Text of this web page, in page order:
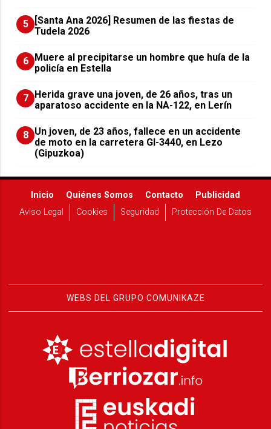
5
[Santa Ana 2026] Resumen de las fiestas de
Tudela 2026
6
Muere al precipitarse un hombre que huía de la
policía en Estella
7
Herida grave una joven, de 26 años, tras un
aparatoso accidente en la NA-122, en Lerín
8 Un joven, de 23 años, fallece en un accidente
de moto en la carretera GI-3440, en Lezo
(Gipuzkoa)
Inicio Quiénes Somos Contacto
Publicidad
Aviso Legal
Cookies Seguridad Protección De Datos
WEBS DEL GRUPO COMUNIKAZE